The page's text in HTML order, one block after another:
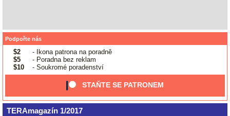
Podpořte nás
$2
- Ikona patrona na poradně
$5
- Poradna bez reklam
$10
- Soukromé poradenství
STAŇTE SE PATRONEM
TERAmagazín 1/2017